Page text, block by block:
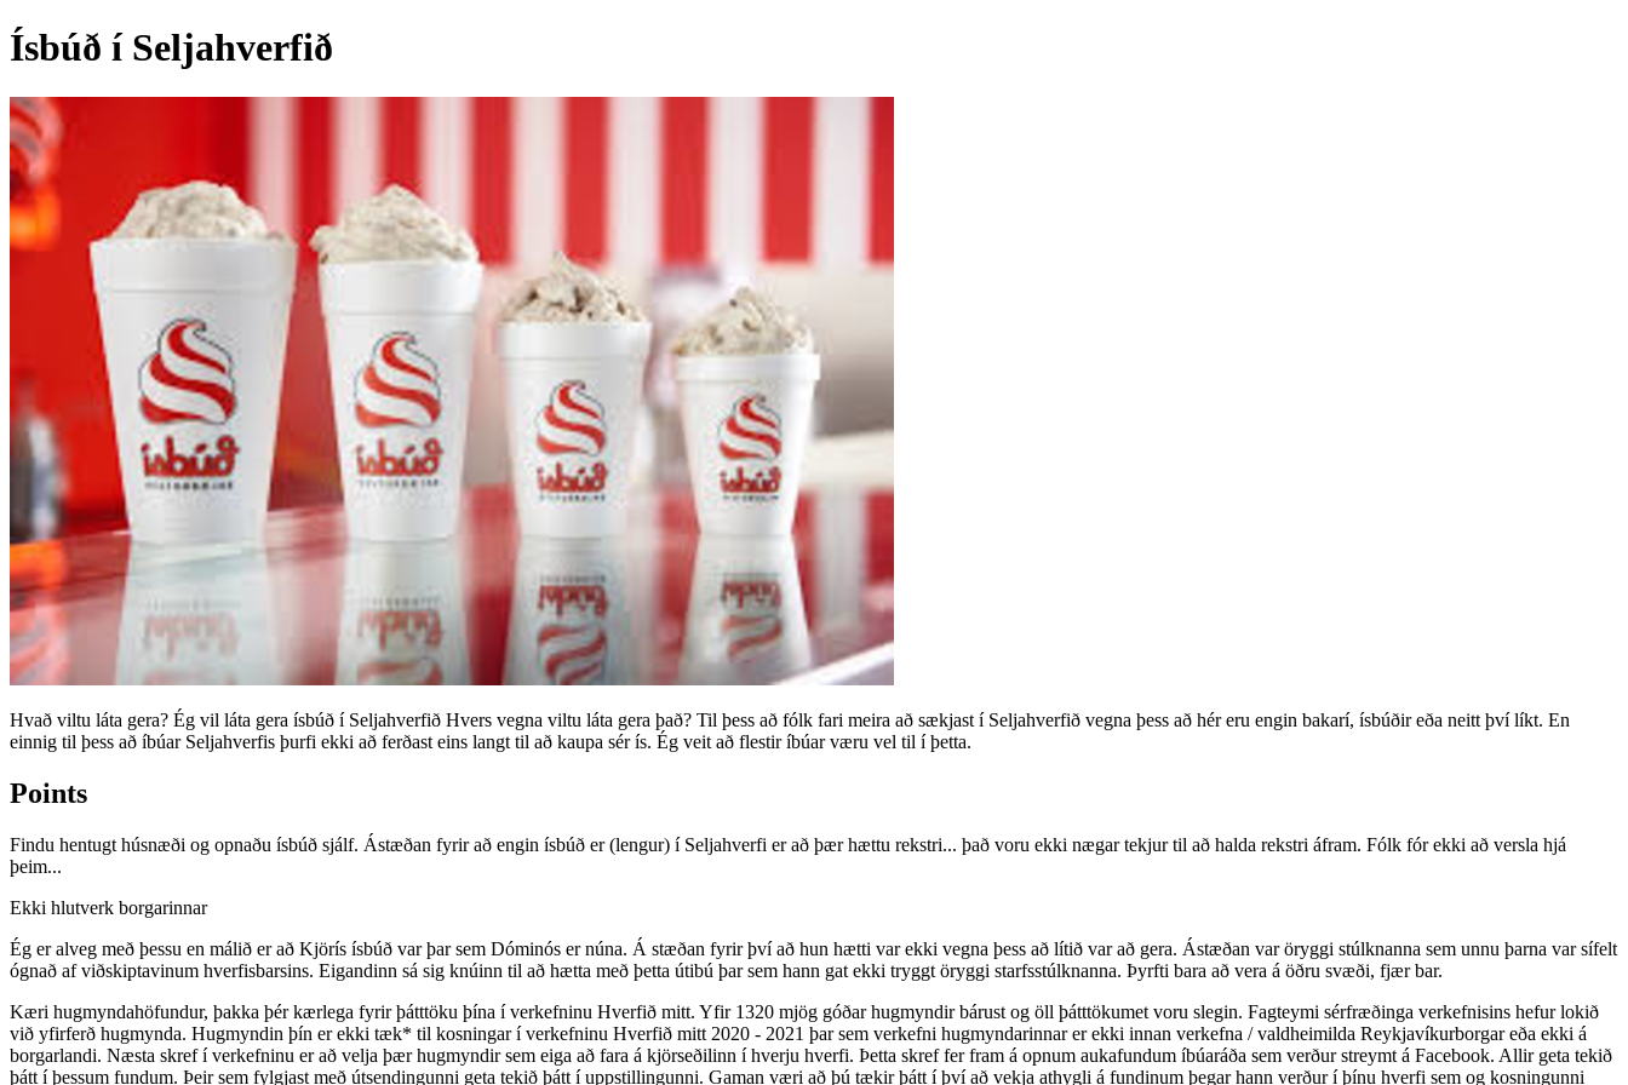
Ísbúð í Seljahverfið
Hvað viltu láta gera? Ég vil láta gera ísbúð í Seljahverfið Hvers vegna viltu láta gera það? Til þess að fólk fari meira að sækjast í Seljahverfið vegna þess að hér eru engin bakarí, ísbúðir eða neitt því líkt. En
einnig til þess að íbúar Seljahverfis þurfi ekki að ferðast eins langt til að kaupa sér ís. Ég veit að flestir íbúar væru vel til í þetta.
Points
Findu hentugt húsnæði og opnaðu ísbúð sjálf. Ástæðan fyrir að engin ísbúð er (lengur) í Seljahverfi er að þær hættu rekstri... það voru ekki nægar tekjur til að halda rekstri áfram. Fólk fór ekki að versla hjá
þeim...
Ekki hlutverk borgarinnar
Ég er alveg með þessu en málið er að Kjörís ísbúð var þar sem Dóminós er núna. Á stæðan fyrir því að hun hætti var ekki vegna þess að lítið var að gera. Ástæðan var öryggi stúlknanna sem unnu þarna var sífelt
ógnað af viðskiptavinum hverfisbarsins. Eigandinn sá sig knúinn til að hætta með þetta útibú þar sem hann gat ekki tryggt öryggi starfsstúlknanna. Þyrfti bara að vera á öðru svæði, fjær bar.
Kæri hugmyndahöfundur, þakka þér kærlega fyrir þátttöku þína í verkefninu Hverfið mitt. Yfir 1320 mjög góðar hugmyndir bárust og öll þátttökumet voru slegin. Fagteymi sérfræðinga verkefnisins hefur lokið
við yfirferð hugmynda. Hugmyndin þín er ekki tæk* til kosningar í verkefninu Hverfið mitt 2020 - 2021 þar sem verkefni hugmyndarinnar er ekki innan verkefna / valdheimilda Reykjavíkurborgar eða ekki á
borgarlandi. Næsta skref í verkefninu er að velja þær hugmyndir sem eiga að fara á kjörseðilinn í hverju hverfi. Þetta skref fer fram á opnum aukafundum íbúaráða sem verður streymt á Facebook. Allir geta tekið
þátt í þessum fundum. Þeir sem fylgjast með útsendingunni geta tekið þátt í uppstillingunni. Gaman væri að þú tækir þátt í því að vekja athygli á fundinum þegar hann verður í þínu hverfi sem og kosningunni